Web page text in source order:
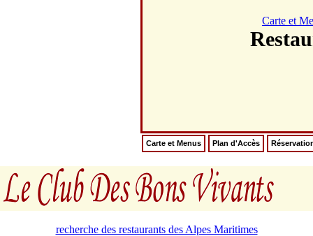
Carte et
Carte et Menus Plan d'Accès
recherche des restaurants des Alpes Maritimes